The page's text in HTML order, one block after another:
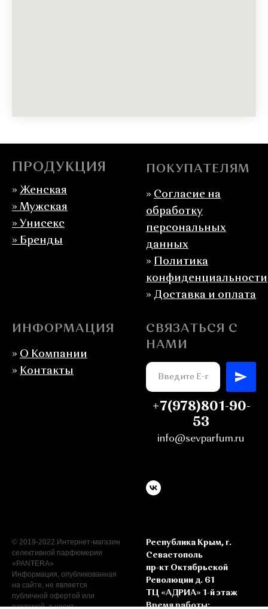
ПРОДУКЦИЯ
» Женская
» Мужская
» Унисекс
» Бренды
ПОКУПАТЕЛЯМ
» Согласие на
обработку
персональных
данных
»
Политика
конфиденциальности
» Доставка и оплата
ИНФОРМАЦИЯ
» О Компании
» Контакты
СВЯЗАТЬСЯ С
НАМИ
+7(978)801-90-
53
info@sevparfum.ru
© 2019-2022 Интернет-магазин
селективной парфюмерии
«PANŦERA»
Информация, опубликованная
на сайте, не является
публичной офертой или
рекламой, а носит
Республика Крым, г.
Севастополь
пр-кт Октябрьской
Революции д. 61
ТЦ «АДРИА» 1-й этаж
Время работы: